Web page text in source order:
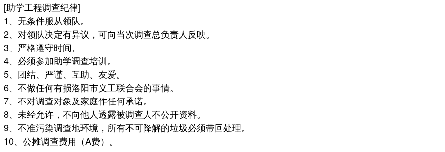
[助学工程调查纪律]
1、无条件服从领队。
2、对领队决定有异议，可向当次调查总负责人反映。
3、严格遵守时间。
4、必须参加助学调查培训。
5、团结、严谨、互助、友爱。
6、不做任何有损洛阳市义工联合会的事情。
7、不对调查对象及家庭作任何承诺。
8、未经允许，不向他人透露被调查人不公开资料。
9、不准污染调查地环境，所有不可降解的垃圾必须带回处理。
10、公摊调查费用（A费）。